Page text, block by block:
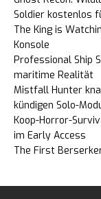
Soldier kostenlos
The King is
Konsole
Professional Ship
maritime Realität
Mistfall Hunter
kündigen Solo-
Koop-Horror-
im Early Access
The First